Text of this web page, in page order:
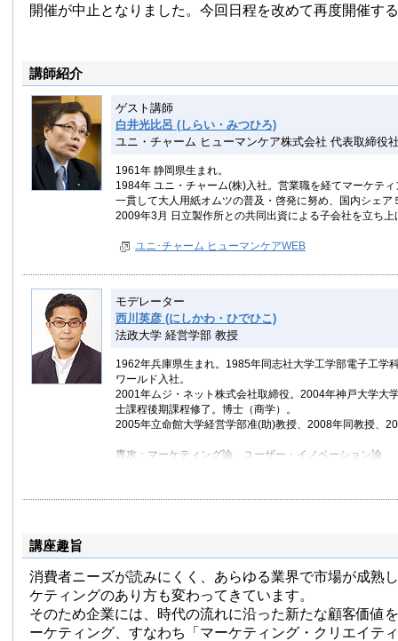
開催が中止となりました。今回日程を改めて再度開催す
講師紹介
ゲスト講師
白井光比呂 (しらい・みつひろ)
ユニ・チャーム ヒューマンケア株式会社 代表取締役
1961年 静岡県生まれ。
1984年 ユニ・チャーム(株)入社。営業職を経てマーケテ
一貫して大人用紙オムツの普及・啓発に努め、国内シェア
2009年3月 日立製作所との共同出資による子会社を立ち上
ユニ･チャーム ヒューマンケアWEB
モデレーター
西川英彦 (にしかわ・ひでひこ)
法政大学 経営学部 教授
1962年兵庫県生まれ。1985年同志社大学工学部電子工学
ワールド入社。
2001年ムジ・ネット株式会社取締役。2004年神戸大学大
士課程後期課程修了。博士（商学）。
2005年立命館大学経営学部准(助)教授、2008年同教授、
専攻：マーケティング論、ユーザー・イノベーション論
（共著、中央経済社）、『ビジネス三國志』（共著、プレ
講座趣旨
消費者ニーズが読みにくく、あらゆる業界で市場が成熟
ケティングのあり方も変わってきています。
そのため企業には、時代の流れに沿った新たな顧客価値
ーケティング、すなわち「マーケティング・クリエイテ